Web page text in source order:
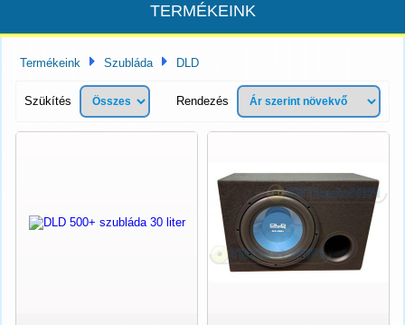
TERMÉKEINK
Termékeink Szubláda DLD
Szükítés Rendezés